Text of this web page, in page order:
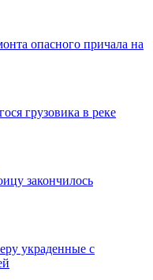
опасного причала на
грузовика в реке
закончилось
украденные с